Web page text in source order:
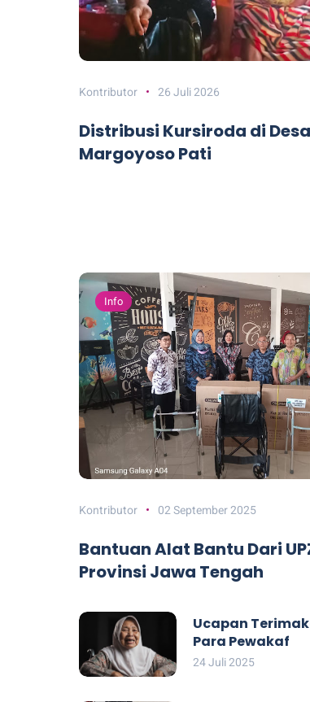
Kontributor 26 Juli 2026
Distribusi Kursiroda di
Margoyoso Pati
Info
Kontributor 02 September 2025
Bantuan Alat Bantu Dari
Provinsi Jawa Tengah
Ucapan
Para Pewakaf
24 Juli 2025